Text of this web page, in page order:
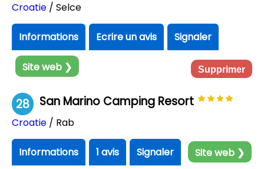
Croatie / Selce
Informations Ecrire un avis Signaler
Site web ❯ Supprimer
28 San Marino Camping Resort
Croatie / Rab
Informations 1 avis Signaler Site web ❯